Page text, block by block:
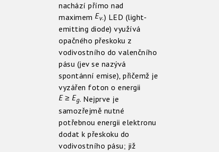
nachází přímo nad
maximem Ev.) LED (light-
emitting diode) využívá
opačného přeskoku z
vodivostního do valenčního
pásu (jev se nazývá
spontánní emise), přičemž je
vyzářen foton o energii
E ≥ Eg. Nejprve je
samozřejmě nutné
potřebnou energii elektronu
dodat k přeskoku do
vodivostního pásu; již